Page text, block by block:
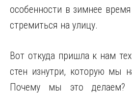
особенности в зимнее время
стремиться на улицу.
Вот откуда пришла к нам
стен изнутри, которую мы
Почему мы это делаем?